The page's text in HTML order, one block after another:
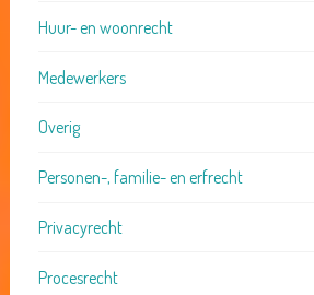
Huur- en woonrecht
Medewerkers
Overig
Personen-, familie- en erfrecht
Privacyrecht
Procesrecht